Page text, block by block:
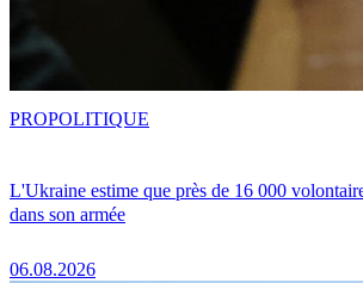
L'Ukraine estime que près de 16 000
dans son armée
06.08.2026
PROPOLITIQUE